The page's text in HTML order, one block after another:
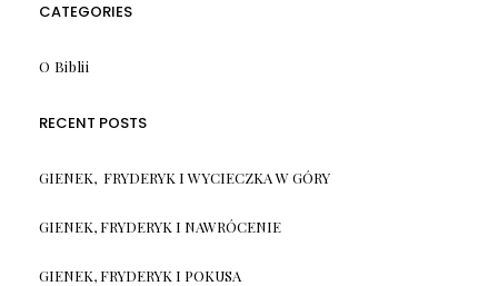
CATEGORIES
O Biblii
RECENT POSTS
GIENEK, FRYDERYK I WYCIECZKA W GÓRY
GIENEK, FRYDERYK I NAWRÓCENIE
GIENEK, FRYDERYK I POKUSA